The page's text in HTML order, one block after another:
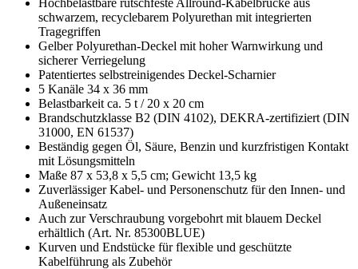
schwarzem, recyclebarem Polyurethan mit integrierten
Tragegriffen
Gelber Polyurethan-Deckel mit hoher Warnwirkung und
sicherer Verriegelung
Patentiertes selbstreinigendes Deckel-Scharnier
5 Kanäle 34 x 36 mm
Belastbarkeit ca. 5 t / 20 x 20 cm
Brandschutzklasse B2 (DIN 4102), DEKRA-zertifiziert (DIN
31000, EN 61537)
Beständig gegen Öl, Säure, Benzin und kurzfristigen Kontakt
mit Lösungsmitteln
Maße 87 x 53,8 x 5,5 cm; Gewicht 13,5 kg
Zuverlässiger Kabel- und Personenschutz für den Innen- und
Außeneinsatz
Auch zur Verschraubung vorgebohrt mit blauem Deckel
erhältlich (Art. Nr. 85300BLUE)
Kurven und Endstücke für flexible und geschützte
Kabelführung als Zubehör